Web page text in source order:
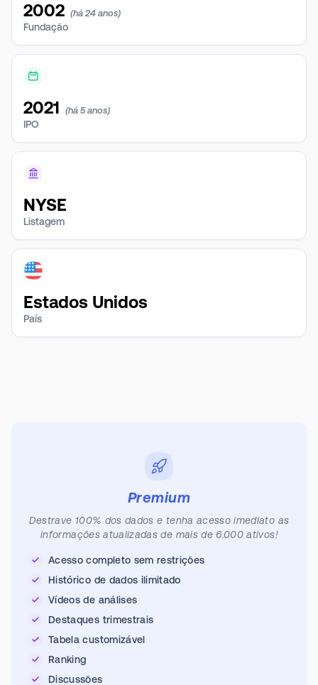
2002 (há 24 anos)
Fundação
2021 (há 5 anos)
IPO
NYSE
Listagem
Estados Unidos
País
Premium
Destrave 100% dos dados e tenha acesso imediato as
informações atualizadas de mais de 6.000 ativos!
Acesso completo sem restrições
Histórico de dados ilimitado
Vídeos de análises
Destaques trimestrais
Tabela customizável
Ranking
Discussões